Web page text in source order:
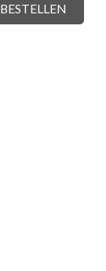
BESTELLEN